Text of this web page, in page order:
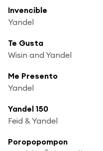
Invencible
Yandel
Te Gusta
Wisin and Yandel
Me Presento
Yandel
Yandel 150
Feid & Yandel
Poropopompon